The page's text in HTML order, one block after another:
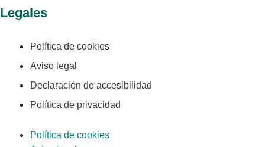
Legales
Política de cookies
Aviso legal
Declaración de accesibilidad
Política de privacidad
Política de cookies